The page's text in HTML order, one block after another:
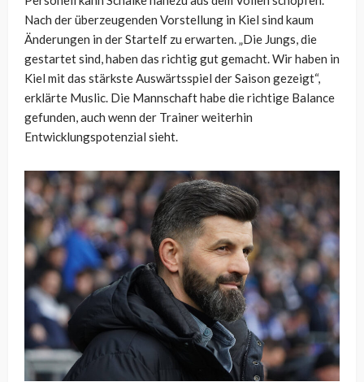
Nach der überzeugenden Vorstellung in Kiel sind kaum
Änderungen in der Startelf zu erwarten. „Die Jungs, die
gestartet sind, haben das richtig gut gemacht. Wir haben in
Kiel mit das stärkste Auswärtsspiel der Saison gezeigt“,
erklärte Muslic. Die Mannschaft habe die richtige Balance
gefunden, auch wenn der Trainer weiterhin
Entwicklungspotenzial sieht.